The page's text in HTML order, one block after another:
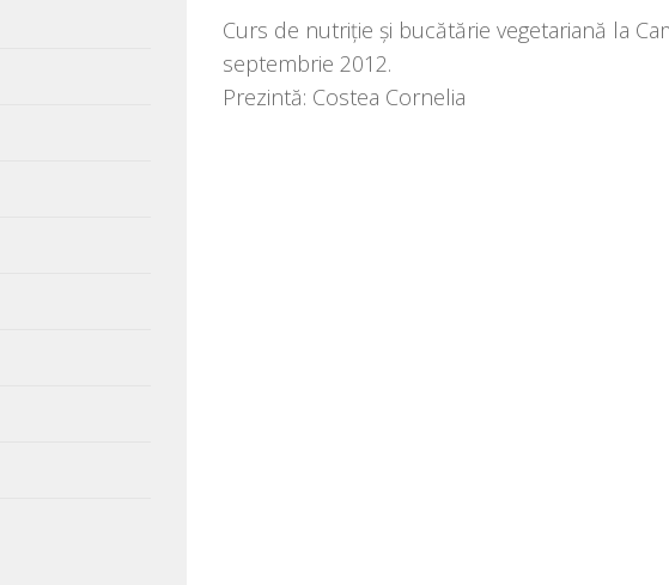
Curs de nutri­ție și bucă­tă­rie vege­ta­ri­a­nă la
sep­tem­brie 2012.
Prezintă: Costea Cornelia